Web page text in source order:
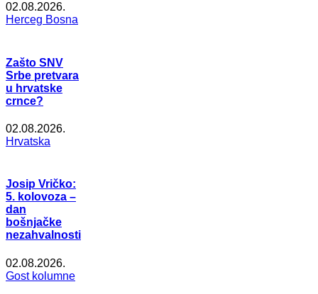
02.08.2026.
Herceg Bosna
Zašto SNV
Srbe pretvara
u hrvatske
crnce?
02.08.2026.
Hrvatska
Josip Vričko:
5. kolovoza –
dan
bošnjačke
nezahvalnosti
02.08.2026.
Gost kolumne